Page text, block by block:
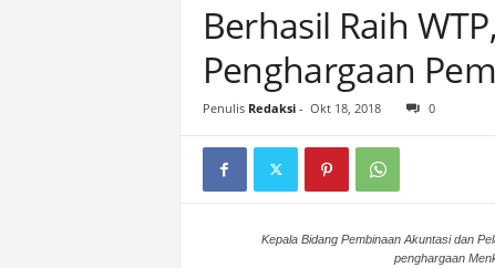
Berhasil Raih
Penghargaan
Penulis Redaksi- Okt 18, 2018 0
Kepala Bidang Pembinaan Akuntasi dan
penghargaan